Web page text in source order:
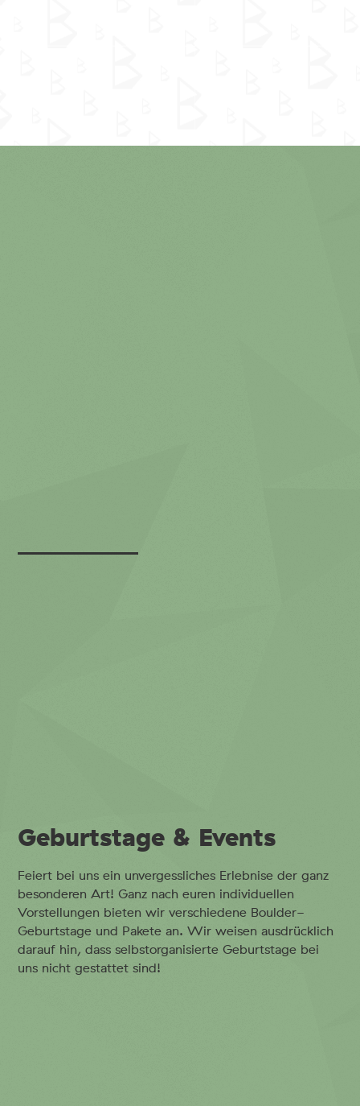
Geburtstage & Events
Feiert bei uns ein unvergessliches Erlebnise der ganz
besonderen Art! Ganz nach euren individuellen
Vorstellungen bieten wir verschiedene Boulder-
Geburtstage und Pakete an. Wir weisen ausdrücklich
darauf hin, dass selbstorganisierte Geburtstage bei
uns nicht gestattet sind!